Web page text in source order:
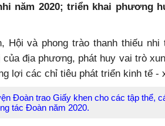
năm 2020; triển khai phương
Hội và phong trào thanh thiếu nhi
địa phương, phát huy vai trò
lợi các chỉ tiêu phát triển kinh tế -
Đoàn trao Giấy khen cho các tập thể,
tác Đoàn năm 2020.